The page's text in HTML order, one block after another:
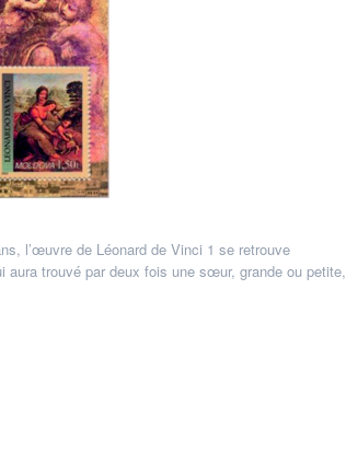
l’œuvre de Léonard de Vinci 1 se retrouve
aura trouvé par deux fois une sœur, grande ou petite,